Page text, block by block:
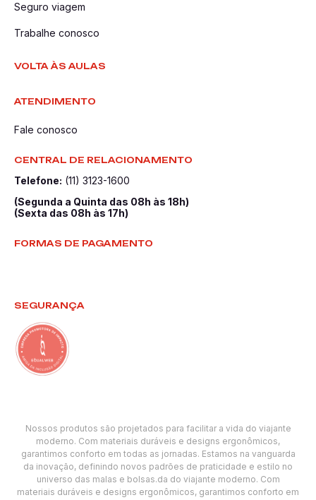
Seguro viagem
Trabalhe conosco
VOLTA ÀS AULAS
ATENDIMENTO
Fale conosco
CENTRAL DE RELACIONAMENTO
Telefone: (11) 3123-1600
(Segunda a Quinta das 08h às 18h)
(Sexta das 08h às 17h)
FORMAS DE PAGAMENTO
SEGURANÇA
Nossos produtos são projetados para facilitar a vida do viajante
moderno. Com materiais duráveis e designs ergonômicos,
garantimos conforto em todas as jornadas. Estamos na vanguarda
da inovação, definindo novos padrões de praticidade e estilo no
universo das malas e bolsas.da do viajante moderno. Com
materiais duráveis e designs ergonômicos, garantimos conforto em